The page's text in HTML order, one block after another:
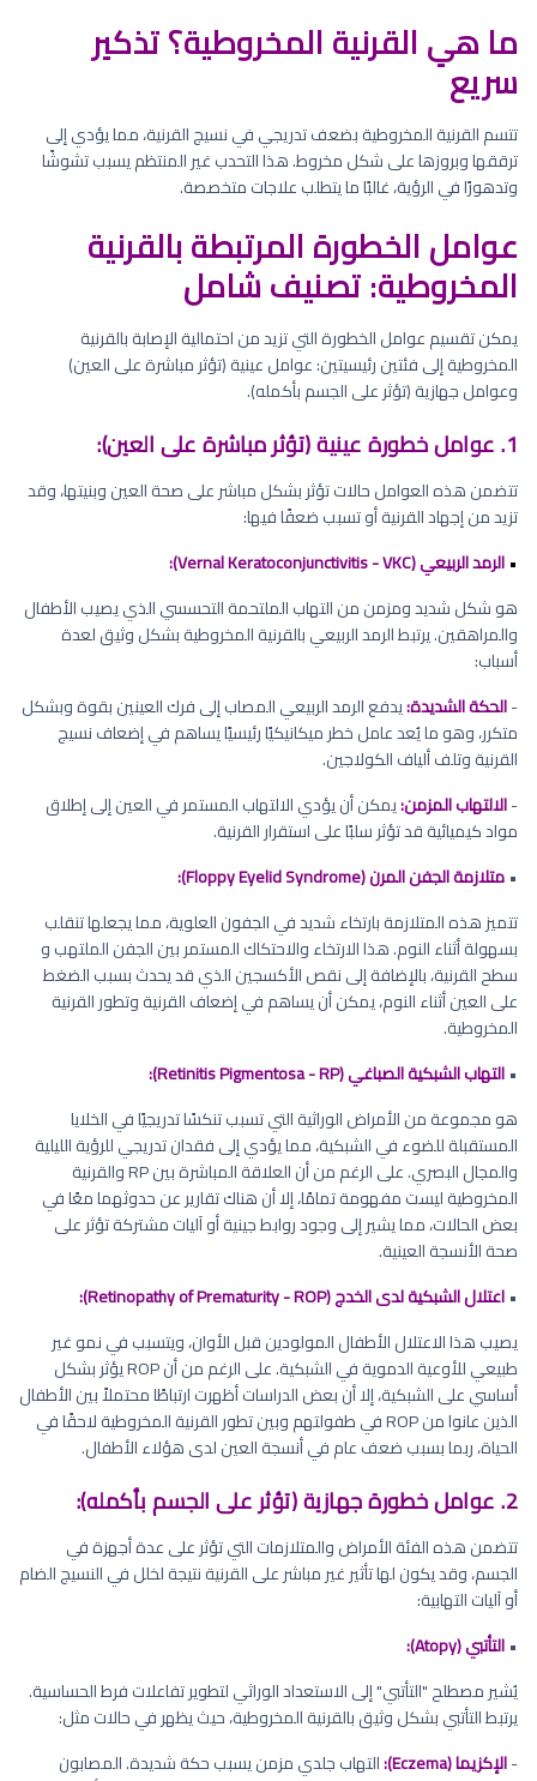
ما هي القرنية المخروطية؟ تذكير
سريع
تتسم القرنية المخروطية بضعف تدريجي في نسيج القرنية، مما يؤدي إلى
ترققها وبروزها على شكل مخروط. هذا التحدب غير المنتظم يسبب تشوشًا
وتدهورًا في الرؤية، غالبًا ما يتطلب علاجات متخصصة.
عوامل الخطورة المرتبطة بالقرنية
المخروطية: تصنيف شامل
يمكن تقسيم عوامل الخطورة التي تزيد من احتمالية الإصابة بالقرنية
المخروطية إلى فئتين رئيسيتين: عوامل عينية (تؤثر مباشرة على العين)
وعوامل جهازية (تؤثر على الجسم بأكمله).
1. عوامل خطورة عينية (تؤثر مباشرة على العين):
تتضمن هذه العوامل حالات تؤثر بشكل مباشر على صحة العين وبنيتها، وقد
تزيد من إجهاد القرنية أو تسبب ضعفًا فيها:
•الرمد الربيعي (Vernal Keratoconjunctivitis - VKC):
هو شكل شديد ومزمن من التهاب الملتحمة التحسسي الذي يصيب الأطفال
والمراهقين. يرتبط الرمد الربيعي بالقرنية المخروطية بشكل وثيق لعدة
أسباب:
-الحكة الشديدة:يدفع الرمد الربيعي المصاب إلى فرك العينين بقوة وبشكل
متكرر، وهو ما يُعد عامل خطر ميكانيكيًا رئيسيًا يساهم في إضعاف نسيج
القرنية وتلف ألياف الكولاجين.
-الالتهاب المزمن:يمكن أن يؤدي الالتهاب المستمر في العين إلى إطلاق
مواد كيميائية قد تؤثر سلبًا على استقرار القرنية.
•متلازمة الجفن المرن (Floppy Eyelid Syndrome):
تتميز هذه المتلازمة بارتخاء شديد في الجفون العلوية، مما يجعلها تنقلب
بسهولة أثناء النوم. هذا الارتخاء والاحتكاك المستمر بين الجفن الملتهب و
سطح القرنية، بالإضافة إلى نقص الأكسجين الذي قد يحدث بسبب الضغط
على العين أثناء النوم، يمكن أن يساهم في إضعاف القرنية وتطور القرنية
المخروطية.
•التهاب الشبكية الصباغي (Retinitis Pigmentosa - RP):
هو مجموعة من الأمراض الوراثية التي تسبب تنكسًا تدريجيًا في الخلايا
المستقبلة للضوء في الشبكية، مما يؤدي إلى فقدان تدريجي للرؤية الليلية
والمجال البصري. على الرغم من أن العلاقة المباشرة بين RP والقرنية
المخروطية ليست مفهومة تمامًا، إلا أن هناك تقارير عن حدوثهما معًا في
بعض الحالات، مما يشير إلى وجود روابط جينية أو آليات مشتركة تؤثر على
صحة الأنسجة العينية.
•اعتلال الشبكية لدى الخدج (Retinopathy of Prematurity - ROP):
يصيب هذا الاعتلال الأطفال المولودين قبل الأوان، ويتسبب في نمو غير
طبيعي للأوعية الدموية في الشبكية. على الرغم من أن ROP يؤثر بشكل
أساسي على الشبكية، إلا أن بعض الدراسات أظهرت ارتباطًا محتملاً بين الأطفال
الذين عانوا من ROP في طفولتهم وبين تطور القرنية المخروطية لاحقًا في
الحياة، ربما بسبب ضعف عام في أنسجة العين لدى هؤلاء الأطفال.
2. عوامل خطورة جهازية (تؤثر على الجسم بأكمله):
تتضمن هذه الفئة الأمراض والمتلازمات التي تؤثر على عدة أجهزة في
الجسم، وقد يكون لها تأثير غير مباشر على القرنية نتيجة لخلل في النسيج الضام
أو آليات التهابية:
•التأتبي (Atopy):
يُشير مصطلح "التأتبي" إلى الاستعداد الوراثي لتطوير تفاعلات فرط الحساسية.
يرتبط التأتبي بشكل وثيق بالقرنية المخروطية، حيث يظهر في حالات مثل:
-الإكزيما (Eczema):
التهاب جلدي مزمن يسبب حكة شديدة. المصابون